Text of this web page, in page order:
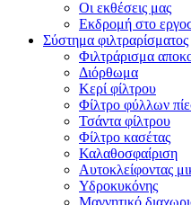
Οι εκθέσεις μας
Εκδρομή στο
Σύστημα φιλτραρίσματος
Φιλτράρισμα
Διόρθωμα
Κερί φίλτρου
Φίλτρο φύλλων
Τσάντα φίλτρου
Φίλτρο κασέτας
Καλαθοσφαίριση
Αυτοκλείφοντας
Υδροκυκόνης
Μαγνητικό